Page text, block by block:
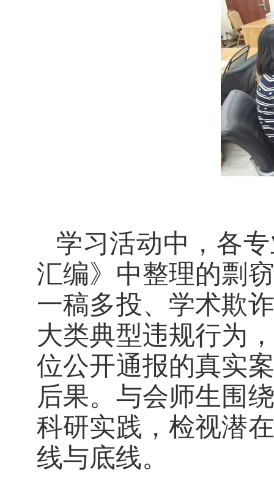
学习活动中，各
汇编》中整理的剽
一稿多投、学术欺
大类典型违规行为
位公开通报的真实
后果。与会师生围
科研实践，检视潜
线与底线。